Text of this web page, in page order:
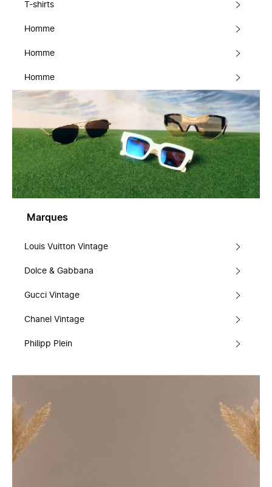
T-shirts
Homme
Homme
Homme
Marques
Louis Vuitton Vintage
Dolce & Gabbana
Gucci Vintage
Chanel Vintage
Philipp Plein